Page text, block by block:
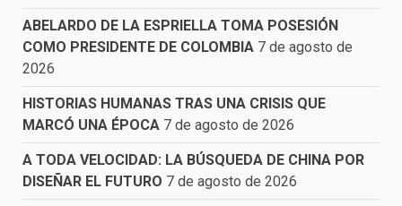
ABELARDO DE LA ESPRIELLA TOMA POSESIÓN
COMO PRESIDENTE DE COLOMBIA 7 de agosto de
2026
HISTORIAS HUMANAS TRAS UNA CRISIS QUE
MARCÓ UNA ÉPOCA 7 de agosto de 2026
A TODA VELOCIDAD: LA BÚSQUEDA DE CHINA POR
DISEÑAR EL FUTURO 7 de agosto de 2026